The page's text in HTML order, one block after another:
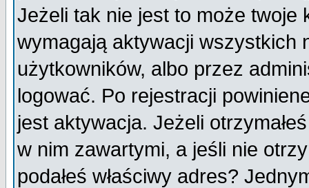
Jeżeli tak nie jest to może twoje
wymagają aktywacji wszystkich
użytkowników, albo przez
logować. Po rejestracji
jest aktywacja. Jeżeli
w nim zawartymi, a jeśli nie
podałeś właściwy adres?